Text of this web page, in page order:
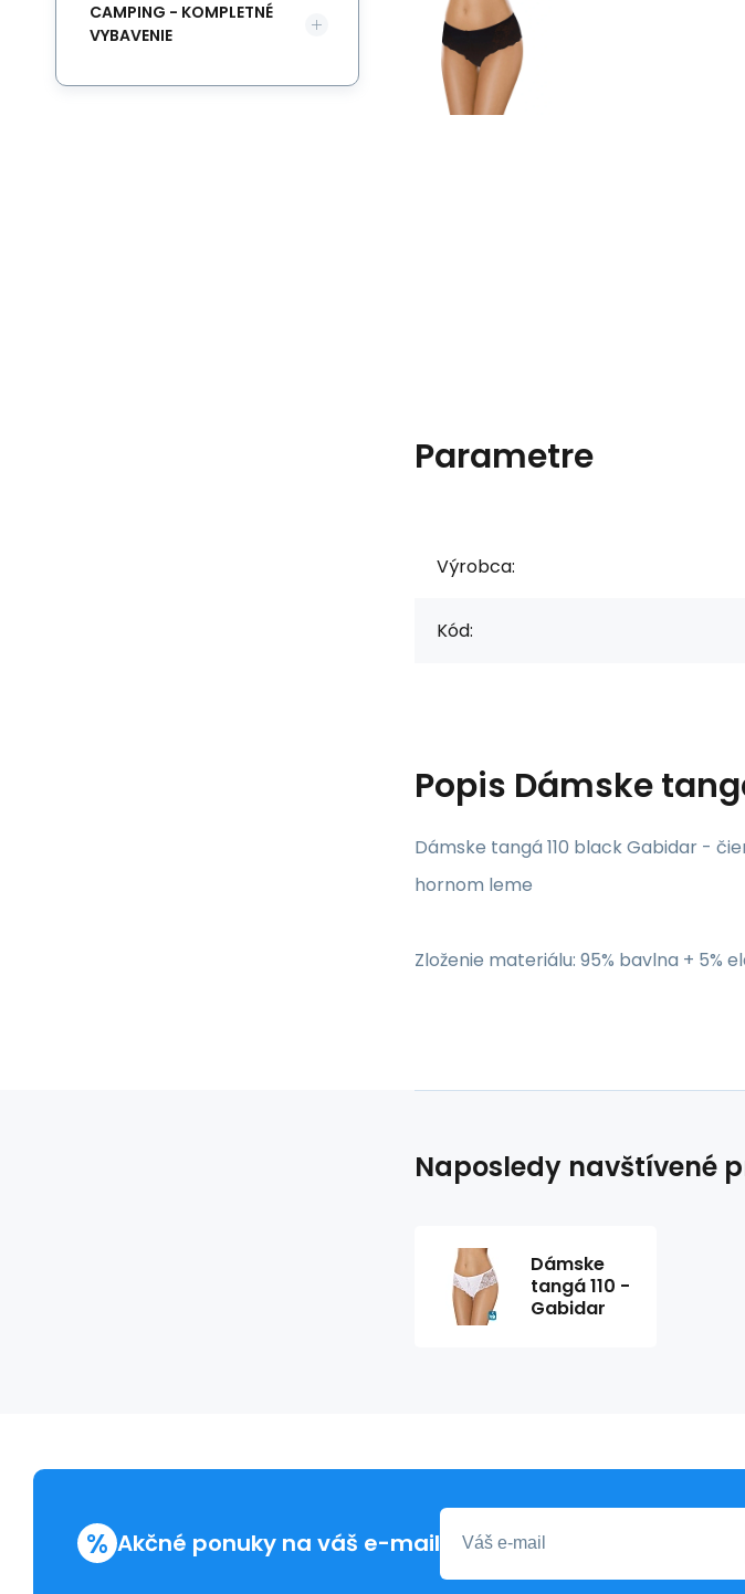
Parametre
Výrobca:
Kód:
Popis Dámske
Dámske tangá 110 black Gabidar -
hornom leme
Zloženie materiálu: 95% bavlna + 5%
CAMPING - KOMPLETNÉ
VYBAVENIE
Naposledy navštívené
Dámske
tangá 110 -
Gabidar
% Akčné ponuky na váš e-mail